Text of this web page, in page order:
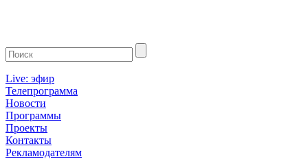
Live: эфир
Телепрограмма
Новости
Программы
Проекты
Контакты
Рекламодателям